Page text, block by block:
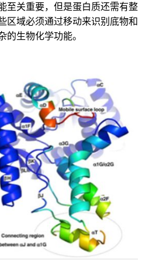
至关重要，但是蛋白质还需有整
区域必须通过移动来识别底物和
的生物化学功能。